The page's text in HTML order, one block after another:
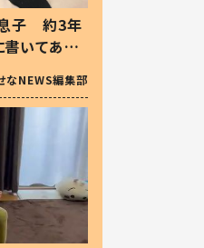
息子 約3年
いてあっ
なNEWS編集部